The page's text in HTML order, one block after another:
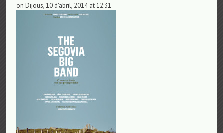
on Dijous, 10 d'abril, 2014 at 12:31